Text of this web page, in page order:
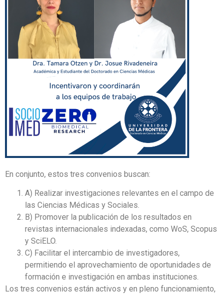
En conjunto, estos tres convenios buscan:
A) Realizar investigaciones relevantes en el campo de
las Ciencias Médicas y Sociales.
B) Promover la publicación de los resultados en
revistas internacionales indexadas, como WoS, Scopus
y SciELO.
C) Facilitar el intercambio de investigadores,
permitiendo el aprovechamiento de oportunidades de
formación e investigación en ambas instituciones.
Los tres convenios están activos y en pleno funcionamiento,